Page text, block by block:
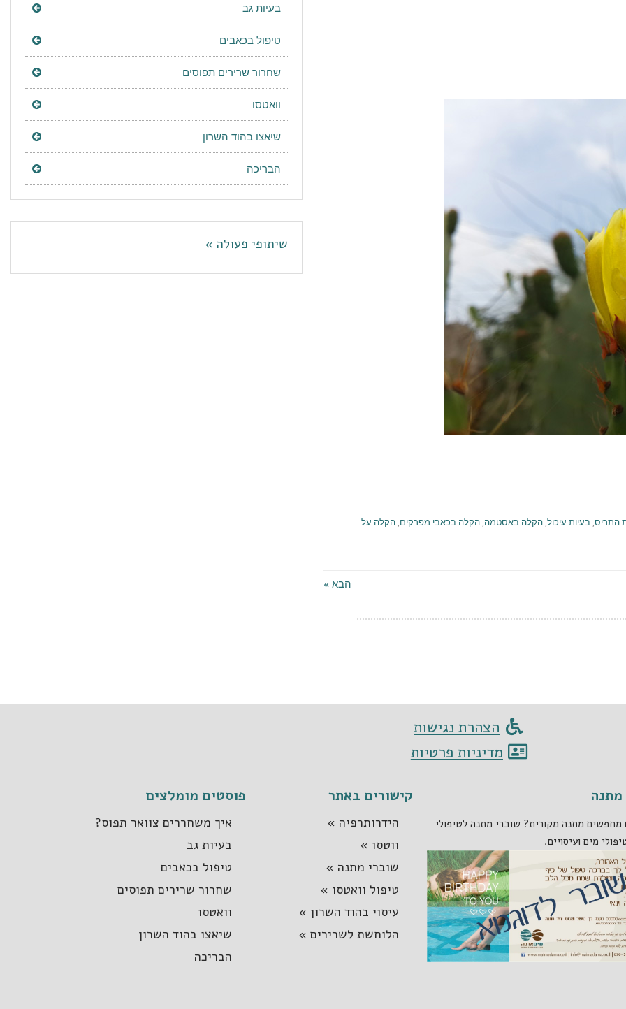
התריס, בעיות עיכול, הקלה באסטמה, הקלה בכאבי מפרקים, הקלה על
הבא »
בעיות גב
טיפול בכאבים
שחרור שרירים תפוסים
וואטסו
שיאצו בהוד השרון
הבריכה
שיתופי פעולה »
הצהרת נגישות
מדיניות פרטיות
מתנה
מתנה מקורית? שוברי מתנה לטיפולי
מים ועיסויים.
קישורים באתר
הידרותרפיה »
ווטסו »
שוברי מתנה »
טיפול וואטסו »
עיסוי בהוד השרון »
הלוחשת לשרירים »
פוסטים מומלצים
איך משחררים צוואר תפוס?
בעיות גב
טיפול בכאבים
שחרור שרירים תפוסים
וואטסו
שיאצו בהוד השרון
הבריכה